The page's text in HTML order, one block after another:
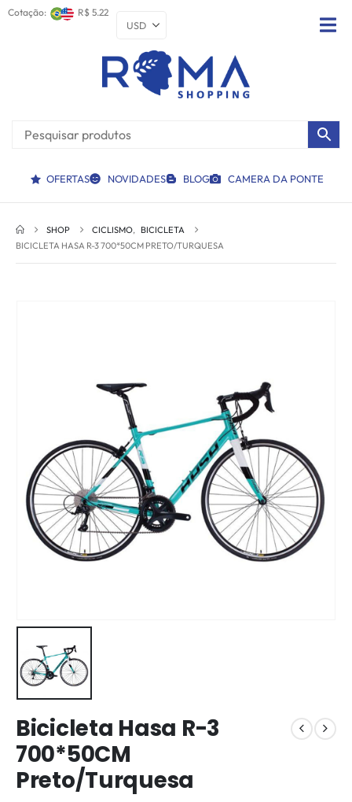
Cotação: R$ 5.22
OFERTAS NOVIDADES BLOG CAMERA DA PONTE
SHOP CICLISMO, BICICLETA
BICICLETA HASA R-3 700*50CM PRETO/TURQUESA
Bicicleta Hasa R-3
700*50CM
Preto/Turquesa